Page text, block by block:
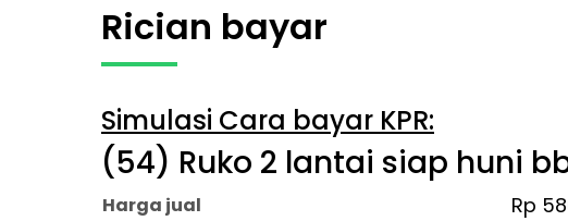
Rician bayar
Simulasi Cara bayar KPR:
(54) Ruko 2 lantai siap huni
Harga jual Rp